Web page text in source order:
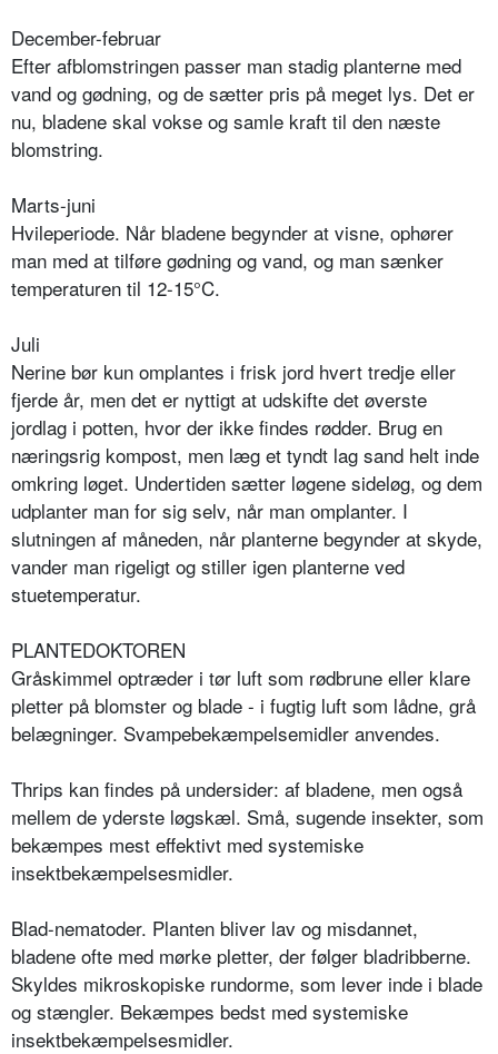
December-februar
Efter afblomstringen passer man stadig planterne med
vand og gødning, og de sætter pris på meget lys. Det er
nu, bladene skal vokse og samle kraft til den næste
blomstring.
Marts-juni
Hvileperiode. Når bladene begynder at visne, ophører
man med at tilføre gødning og vand, og man sænker
temperaturen til 12-15°C.
Juli
Nerine bør kun omplantes i frisk jord hvert tredje eller
fjerde år, men det er nyttigt at udskifte det øverste
jordlag i potten, hvor der ikke findes rødder. Brug en
næringsrig kompost, men læg et tyndt lag sand helt inde
omkring løget. Undertiden sætter løgene sideløg, og dem
udplanter man for sig selv, når man omplanter. I
slutningen af måneden, når planterne begynder at skyde,
vander man rigeligt og stiller igen planterne ved
stuetemperatur.
PLANTEDOKTOREN
Gråskimmel optræder i tør luft som rødbrune eller klare
pletter på blomster og blade - i fugtig luft som lådne, grå
belægninger. Svampebekæmpelsemidler anvendes.
Thrips kan findes på undersider: af bladene, men også
mellem de yderste løgskæl. Små, sugende insekter, som
bekæmpes mest effektivt med systemiske
insektbekæmpelsesmidler.
Blad-nematoder. Planten bliver lav og misdannet,
bladene ofte med mørke pletter, der følger bladribberne.
Skyldes mikroskopiske rundorme, som lever inde i blade
og stængler. Bekæmpes bedst med systemiske
insektbekæmpelsesmidler.